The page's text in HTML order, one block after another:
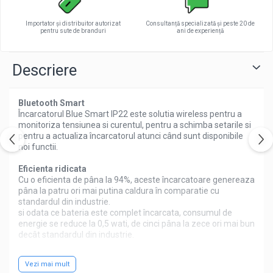
stationare
UPS pentru centrale termice si
sisteme de urgenta - acumulator
UPS Trifazat
Stabilizatoare Tensiune
PDUs unitati de distributie a
energiei electrice
Cabinete baterii
Acumulatori UPS
Drumetii / Camping
Accesorii
Frigidere portabile
Importator și distribuitor autorizat
pentru sute de branduri
Consultanță specializată și peste 20 de
ani de experiență
Descriere
Bluetooth Smart
Încarcatorul Blue Smart IP22 este solutia wireless pentru a
monitoriza tensiunea si curentul, pentru a schimba setarile si
pentru a actualiza încarcatorul atunci când sunt disponibile
noi functii.
Eficienta ridicata
Cu o eficienta de pâna la 94%, aceste încarcatoare genereaza
pâna la patru ori mai putina caldura în comparatie cu
standardul din industrie.
si odata ce bateria este complet încarcata, consumul de
energie se reduce la 0,5 wati, de cinci pâna la zece ori mai bun
decât standardul din industrie.
Algoritm de încarcare adaptiv în 6 trepte: test - bulk -
absorbtie - reconditionare - plutitor - stocare
Vezi mai mult